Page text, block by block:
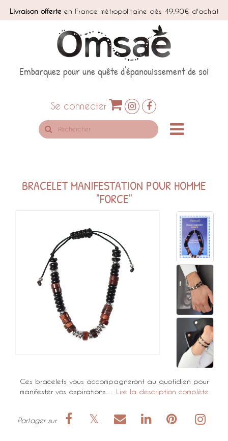
Livraison offerteen France métropolitaine dès 49,90€ d'achat
Embarquez pour une quête d'épanouissement de soi
Se connecter
BRACELET MANIFESTATION POUR HOMME
"FORCE"
Ces bracelets vous accompagneront au quotidien pour
manifester vos aspirations… Lire la description complète